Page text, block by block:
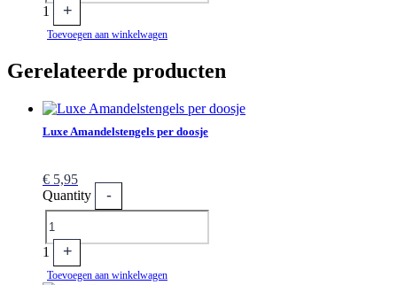
1 +
Toevoegen aan winkelwagen
Gerelateerde producten
Luxe Amandelstengels per doosje
€ 5,95
Quantity
-
1 +
Toevoegen aan winkelwagen